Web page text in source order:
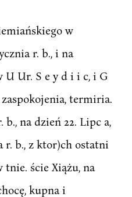
w
r. b., i na
U Ur. S e y d i i c, i G
termiria.
na dzień 22. Lipc a,
r. b., z ktor)ch ostatni
ście Xiążu, na
kupna i